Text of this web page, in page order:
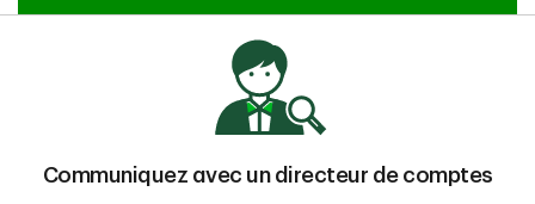
Communiquez avec un directeur de comptes